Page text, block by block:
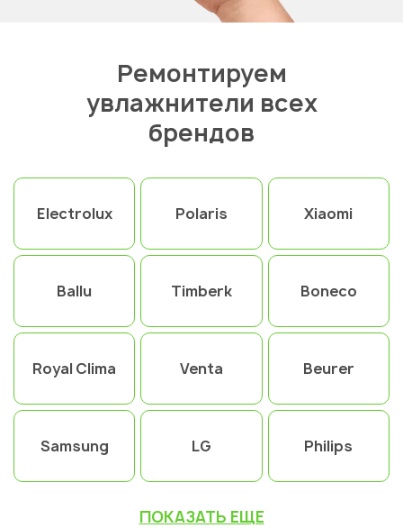
Ремонтируем
увлажнители всех
брендов
Electrolux Polaris Xiaomi
Ballu Timberk Boneco
Royal Clima Venta Beurer
Samsung LG Philips
ПОКАЗАТЬ ЕЩЕ